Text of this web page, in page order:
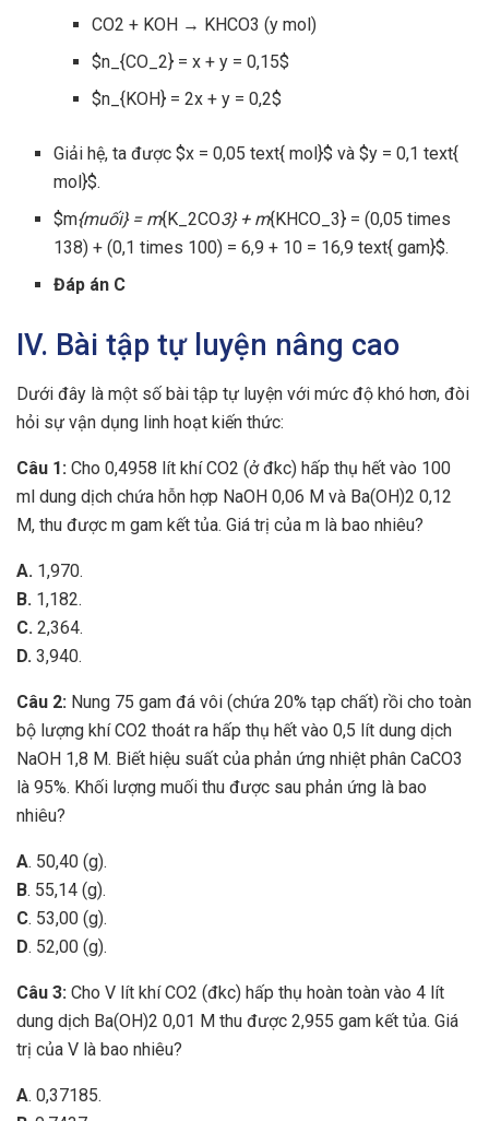
CO2 + KOH → KHCO3 (y mol)
$n_{CO_2} = x + y = 0,15$
$n_{KOH} = 2x + y = 0,2$
Giải hệ, ta được $x = 0,05 text{ mol}$ và $y = 0,1 text{
mol}$.
$m{muối} = m{K_2CO3} + m{KHCO_3} = (0,05 times
138) + (0,1 times 100) = 6,9 + 10 = 16,9 text{ gam}$.
Đáp án C
IV. Bài tập tự luyện nâng cao
Dưới đây là một số bài tập tự luyện với mức độ khó hơn, đòi
hỏi sự vận dụng linh hoạt kiến thức:
Câu 1: Cho 0,4958 lít khí CO2 (ở đkc) hấp thụ hết vào 100
ml dung dịch chứa hỗn hợp NaOH 0,06 M và Ba(OH)2 0,12
M, thu được m gam kết tủa. Giá trị của m là bao nhiêu?
A. 1,970.
B. 1,182.
C. 2,364.
D. 3,940.
Câu 2: Nung 75 gam đá vôi (chứa 20% tạp chất) rồi cho toàn
bộ lượng khí CO2 thoát ra hấp thụ hết vào 0,5 lít dung dịch
NaOH 1,8 M. Biết hiệu suất của phản ứng nhiệt phân CaCO3
là 95%. Khối lượng muối thu được sau phản ứng là bao
nhiêu?
A. 50,40 (g).
B. 55,14 (g).
C. 53,00 (g).
D. 52,00 (g).
Câu 3: Cho V lít khí CO2 (đkc) hấp thụ hoàn toàn vào 4 lít
dung dịch Ba(OH)2 0,01 M thu được 2,955 gam kết tủa. Giá
trị của V là bao nhiêu?
A. 0,37185.